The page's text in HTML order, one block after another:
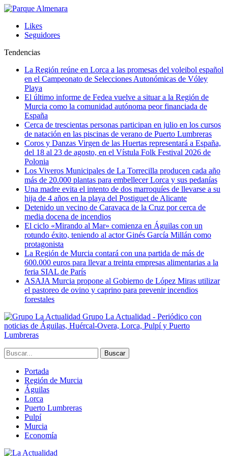
Likes
Seguidores
Tendencias
La Región reúne en Lorca a las promesas del voleibol español
en el Campeonato de Selecciones Autonómicas de Vóley
Playa
El último informe de Fedea vuelve a situar a la Región de
Murcia como la comunidad autónoma peor financiada de
España
Cerca de trescientas personas participan en julio en los cursos
de natación en las piscinas de verano de Puerto Lumbreras
Coros y Danzas Virgen de las Huertas representará a España,
del 18 al 23 de agosto, en el Vístula Folk Festival 2026 de
Polonia
Los Viveros Municipales de La Torrecilla producen cada año
más de 20.000 plantas para embellecer Lorca y sus pedanías
Una madre evita el intento de dos marroquíes de llevarse a su
hija de 4 años en la playa del Postiguet de Alicante
Detenido un vecino de Caravaca de la Cruz por cerca de
media docena de incendios
El ciclo «Mirando al Mar» comienza en Águilas con un
rotundo éxito, teniendo al actor Ginés García Millán como
protagonista
La Región de Murcia contará con una partida de más de
600.000 euros para llevar a treinta empresas alimentarias a la
feria SIAL de París
ASAJA Murcia propone al Gobierno de López Miras utilizar
el pastoreo de ovino y caprino para prevenir incendios
forestales
Grupo La Actualidad - Periódico con
noticias de Águilas, Huércal-Overa, Lorca, Pulpí y Puerto
Lumbreras
Portada
Región de Murcia
Águilas
Lorca
Puerto Lumbreras
Pulpí
Murcia
Economía